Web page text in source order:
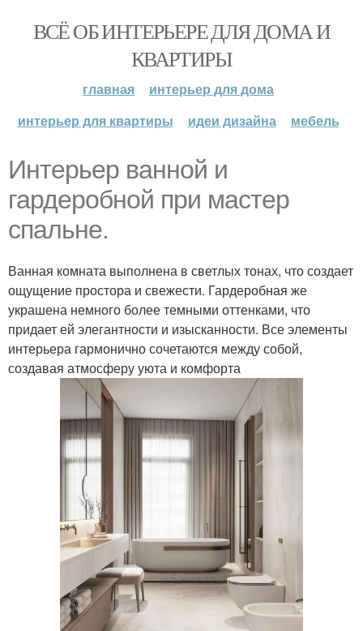
ВСЁ ОБ ИНТЕРЬЕРЕ ДЛЯ ДОМА И
КВАРТИРЫ
главная
интерьер для дома
интерьер для квартиры
идеи дизайна мебель
Интерьер ванной и
гардеробной при мастер
спальне.
Ванная комната выполнена в светлых тонах, что создает
ощущение простора и свежести. Гардеробная же
украшена немного более темными оттенками, что
придает ей элегантности и изысканности. Все элементы
интерьера гармонично сочетаются между собой,
создавая атмосферу уюта и комфорта